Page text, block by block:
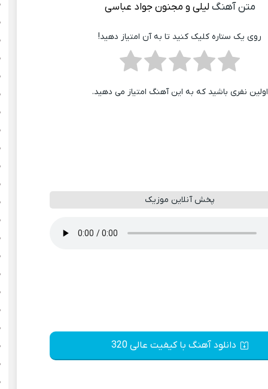
متن آهنگ لیلی و مجنونجواد عباسی
روی یک ستاره کلیک کنید تا به آن امتیاز دهید!
اولین نفری باشید که به این آهنگ امتیاز می دهید.
پخش آنلاین موزیک
دانلود آهنگ با کیفیت عالی 320